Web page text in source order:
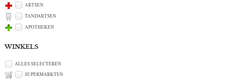
ARTSEN
TANDARTSEN
APOTHEKEN
WINKELS
ALLES SELECTEREN
SUPERMARKTEN